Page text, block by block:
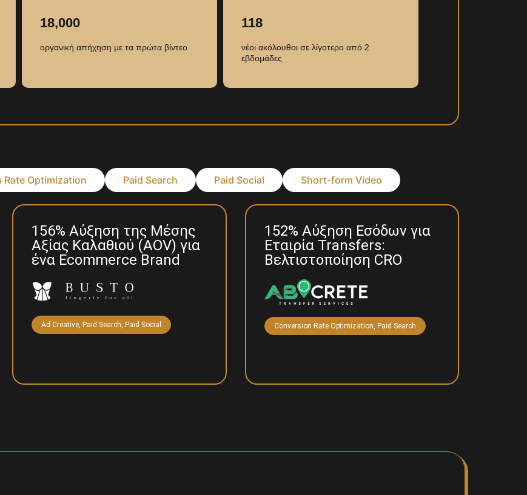
18,000
οργανική απήχηση με τα πρώτα βίντεο
118
νέοι ακόλουθοι σε λίγοτερο από 2
εβδομάδες
Rate Optimization Paid Search Paid Social Short-form Video
156% Αύξηση της Μέσης
Αξίας Καλαθιού (AOV) για
ένα Ecommerce Brand
Ad Creative, Paid Search, Paid Social
152% Αύξηση Εσόδων για
Εταιρία Transfers:
Βελτιστοποίηση CRO
Conversion Rate Optimization, Paid Search